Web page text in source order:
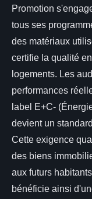
Promotion
tous ses
des matériaux
certifie la qualité
logements. Les
performances
label E+C-
devient un
Cette exigence
des biens
aux futurs
bénéficie ainsi